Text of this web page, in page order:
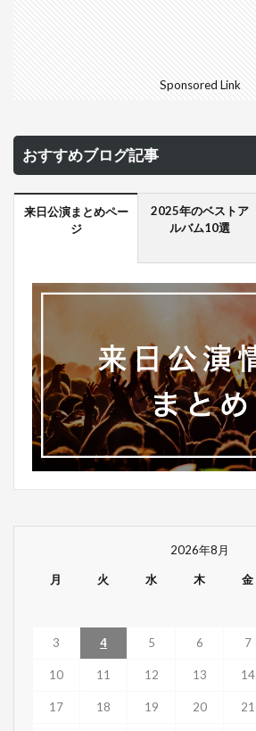
Sponsored Link
おすすめブログ記事
来日公演まとめペー
ジ
2025年のベストア
ルバム10選
2026年8月
月 火 水 木 金
3 4 5 6 7
10 11 12 13 14
17 18 19 20 21